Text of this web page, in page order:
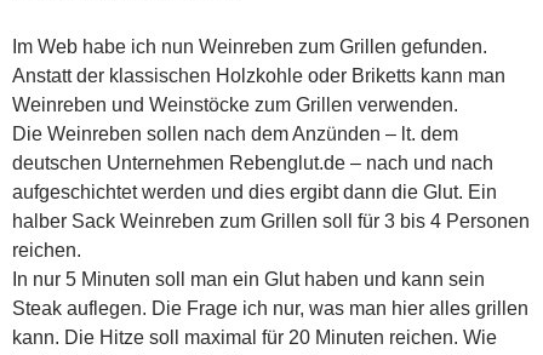
Im Web habe ich nun Weinreben zum Grillen gefunden.
Anstatt der klassischen Holzkohle oder Briketts kann man
Weinreben und Weinstöcke zum Grillen verwenden.
Die Weinreben sollen nach dem Anzünden – lt. dem
deutschen Unternehmen Rebenglut.de – nach und nach
aufgeschichtet werden und dies ergibt dann die Glut. Ein
halber Sack Weinreben zum Grillen soll für 3 bis 4 Personen
reichen.
In nur 5 Minuten soll man ein Glut haben und kann sein
Steak auflegen. Die Frage ich nur, was man hier alles grillen
kann. Die Hitze soll maximal für 20 Minuten reichen. Wie